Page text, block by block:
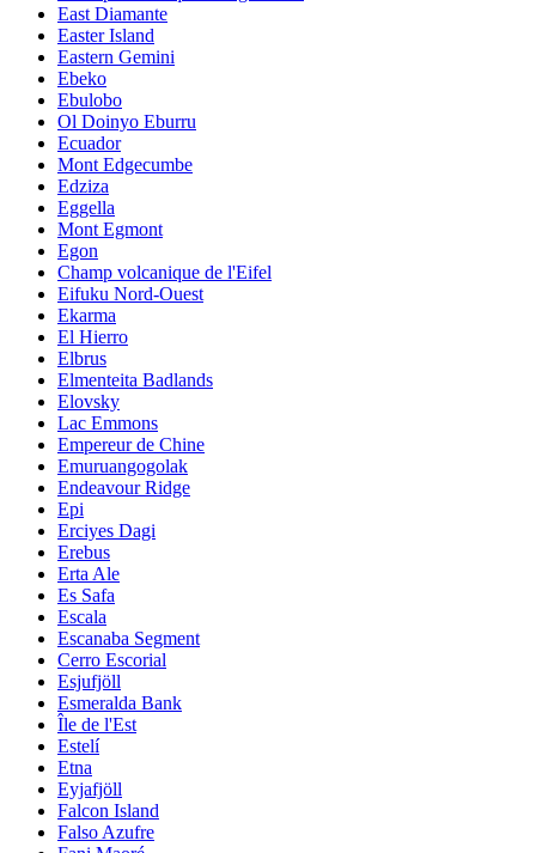
East Diamante
Easter Island
Eastern Gemini
Ebeko
Ebulobo
Ol Doinyo Eburru
Ecuador
Mont Edgecumbe
Edziza
Eggella
Mont Egmont
Egon
Champ volcanique de l'Eifel
Eifuku Nord-Ouest
Ekarma
El Hierro
Elbrus
Elmenteita Badlands
Elovsky
Lac Emmons
Empereur de Chine
Emuruangogolak
Endeavour Ridge
Epi
Erciyes Dagi
Erebus
Erta Ale
Es Safa
Escala
Escanaba Segment
Cerro Escorial
Esjufjöll
Esmeralda Bank
Île de l'Est
Estelí
Etna
Eyjafjöll
Falcon Island
Falso Azufre